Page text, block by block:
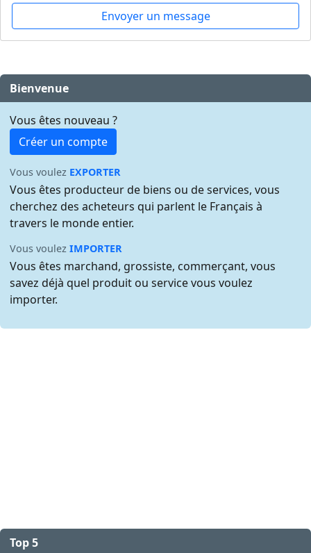
Envoyer un message
Bienvenue
Vous êtes nouveau ?
Créer un compte
Vous voulez EXPORTER
Vous êtes producteur de biens ou de services, vous
cherchez des acheteurs qui parlent le Français à
travers le monde entier.
Vous voulezIMPORTER
Vous êtes marchand, grossiste, commerçant, vous
savez déjà quel produit ou service vous voulez
importer.
Top 5